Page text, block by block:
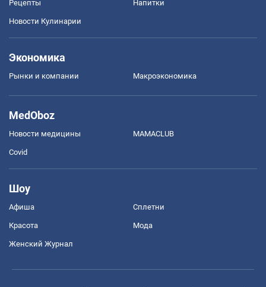
Рецепты Напитки
Новости Кулинарии
Экономика
Рынки и компании Mакроэкономика
MedOboz
Новости медицины MAMACLUB
Covid
Шоу
Афиша Сплетни
Красота Мода
Женский Журнал